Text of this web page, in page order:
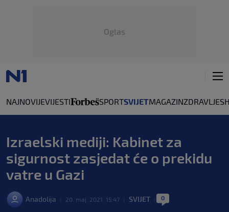
Oglas
NAJNOVIJEVIJESTI SPORTSVIJETMAGAZINZDRAVLJE
Izraelski mediji: Kabinet za
sigurnost zasjedat će o prekidu
vatre u Gazi
Anadolija 20. maj. 2021. 15:47 SVIJET 0